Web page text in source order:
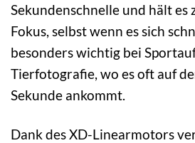
Sekundenschnelle und hält es
Fokus, selbst wenn es sich
besonders wichtig bei
Tierfotografie, wo es oft auf
Sekunde ankommt.
Dank des XD-Linearmotors